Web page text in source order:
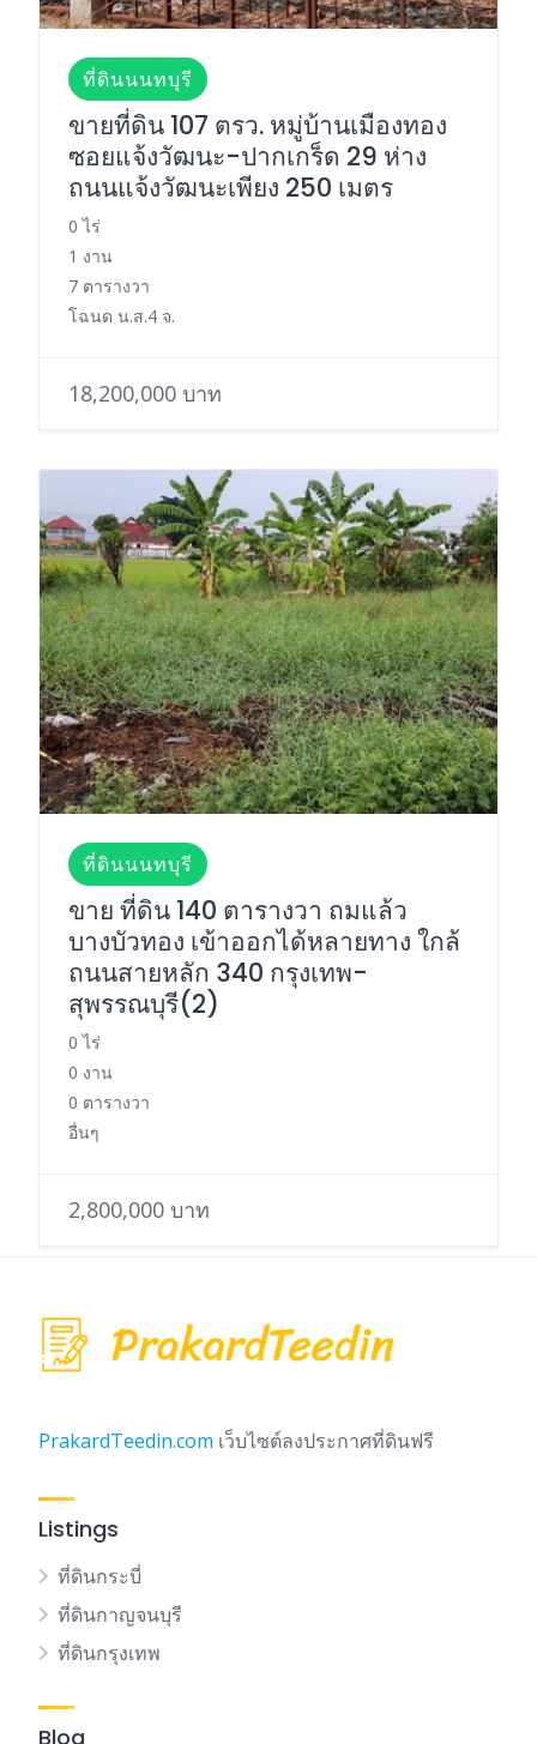
ที่ดินนนทบุรี
ขายที่ดิน 107 ตรว. หมู่บ้านเมืองทอง
ซอยแจ้งวัฒนะ-ปากเกร็ด 29 ห่าง
ถนนแจ้งวัฒนะเพียง 250 เมตร
0 ไร่
1 งาน
7 ตารางวา
โฉนด น.ส.4 จ.
18,200,000 บาท
ที่ดินนนทบุรี
ขาย ที่ดิน 140 ตารางวา ถมแล้ว
บางบัวทอง เข้าออกได้หลายทาง ใกล้
ถนนสายหลัก 340 กรุงเทพ-
สุพรรณบุรี(2)
0 ไร่
0 งาน
0 ตารางวา
อื่นๆ
2,800,000 บาท
PrakardTeedin.com เว็บไซต์ลงประกาศที่ดินฟรี
Listings
ที่ดินกระบี่
ที่ดินกาญจนบุรี
ที่ดินกรุงเทพ
Blog